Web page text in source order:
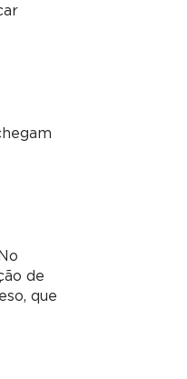
de
que